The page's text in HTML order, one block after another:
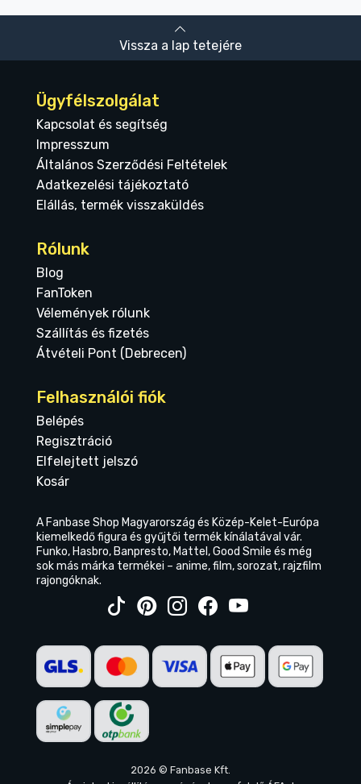
Vissza a lap tetejére
Ügyfélszolgálat
Kapcsolat és segítség
Impresszum
Általános Szerződési Feltételek
Adatkezelési tájékoztató
Elállás, termék visszaküldés
Rólunk
Blog
FanToken
Vélemények rólunk
Szállítás és fizetés
Átvételi Pont (Debrecen)
Felhasználói fiók
Belépés
Regisztráció
Elfelejtett jelszó
Kosár
A Fanbase Shop Magyarország és Közép-Kelet-Európa
kiemelkedő figura és gyűjtői termék kínálatával vár.
Funko, Hasbro, Banpresto, Mattel, Good Smile és még
sok más márka termékei – anime, film, sorozat, rajzfilm
rajongóknak.
2026 © Fanbase Kft.